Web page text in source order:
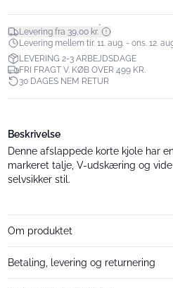
Levering fra 39,00 kr.*
Levering mellem tir. 11. aug. - ons. 12.
LEVERING 2-3 ARBEJDSDAGE
FRI FRAGT V. KØB OVER 499 KR.
30 DAGES NEM RETUR
Beskrivelse
Denne afslappede korte kjole har
markeret talje, V-udskæring og
selvsikker stil.
Om produktet
Betaling, levering og returnering